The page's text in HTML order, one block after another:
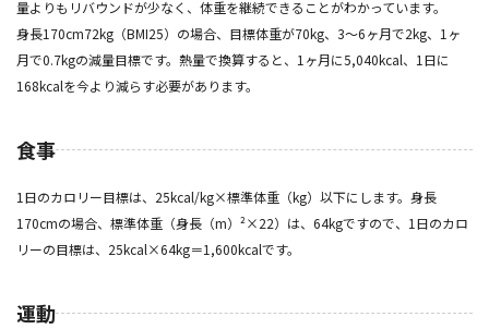
量よりもリバウンドが少なく、体重を継続できることがわかっています。
身長170cm72kg（BMI25）の場合、目標体重が70kg、3〜6ヶ月で2kg、1ヶ
月で0.7kgの減量目標です。熱量で換算すると、1ヶ月に5,040kcal、1日に
168kcalを今より減らす必要があります。
食事
1日のカロリー目標は、25kcal/kg×標準体重（kg）以下にします。身長
170cmの場合、標準体重（身長（m）²×22）は、64kgですので、1日のカロ
リーの目標は、25kcal×64kg＝1,600kcalです。
運動